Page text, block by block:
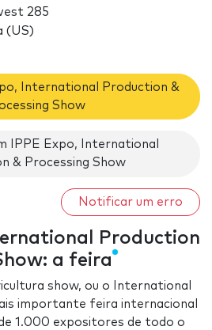
285
(US)
International Production &
Show
IPPE Expo, International
& Processing Show
Notificar um erro
Production
a feira
show, ou o International
importante feira internacional
1.000 expositores de todo o